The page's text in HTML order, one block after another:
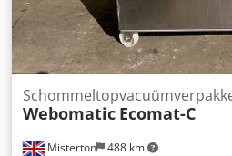
Misterton 488 km
Webomatic Ecomat-C